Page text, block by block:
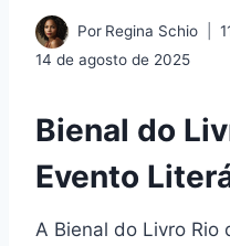
Por Regina Schio
14 de agosto de 2025
Bienal do
Evento
A Bienal do Livro